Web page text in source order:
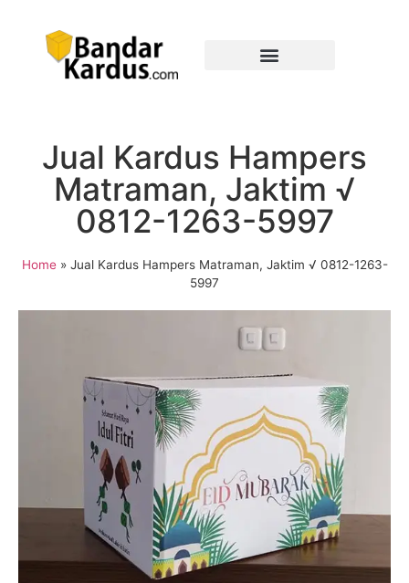
Jual Kardus Hampers
Matraman, Jaktim √
0812-1263-5997
Home» Jual Kardus Hampers Matraman, Jaktim √ 0812-1263-
5997